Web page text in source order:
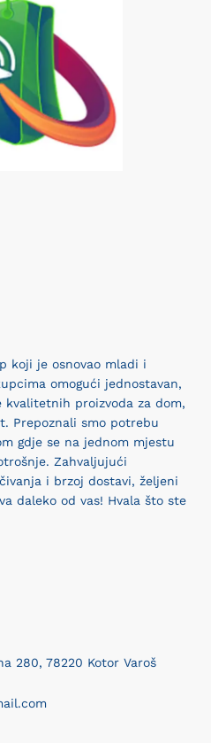
koji je osnovao mladi i
omogući jednostavan,
proizvoda za dom,
Prepoznali smo potrebu
gdje se na jednom mjestu
Zahvaljujući
i brzoj dostavi, željeni
daleko od vas! Hvala što ste
280, 78220 Kotor Varoš